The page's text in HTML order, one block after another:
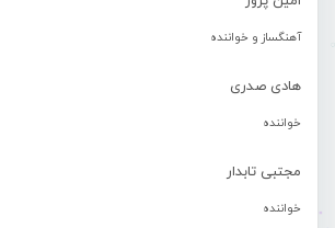
آهنگساز و خواننده
هادی صدری
خواننده
مجتبی تابدار
خواننده